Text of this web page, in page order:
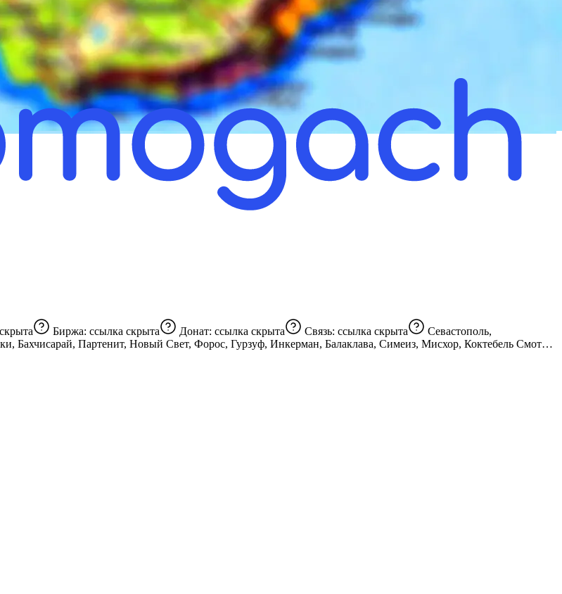
Биржа: ссылка скрыта Донат: ссылка скрыта Связь: ссылка скрыта
Партенит, Новый Свет, Форос, Гурзуф, Инкерман, Балаклава, Симеиз, Мисхор, Коктебель Смотри